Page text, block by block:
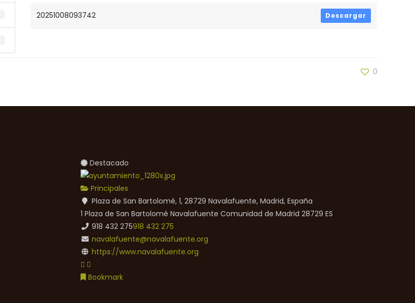
20251008093742 Descargar
0
Destacado
Principales
Plaza de San Bartolomé, 1, 28729 Navalafuente, Madrid, España
1 Plaza de San Bartolomé Navalafuente Comunidad de Madrid 28729 ES
918 432 275918 432 275
navalafuente@navalafuente.org
https://www.navalafuente.org
Bookmark